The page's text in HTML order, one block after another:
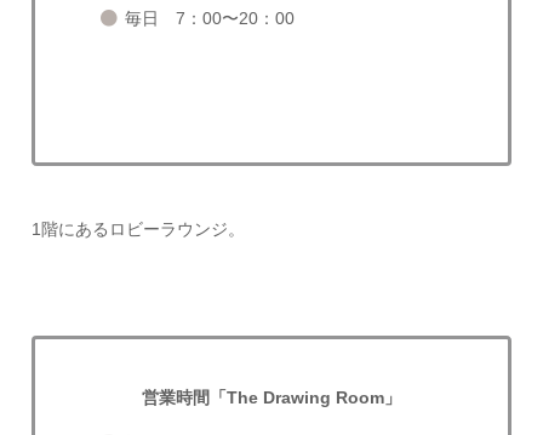
毎日 7：00〜20：00
1階にあるロビーラウンジ。
営業時間「The Drawing Room」